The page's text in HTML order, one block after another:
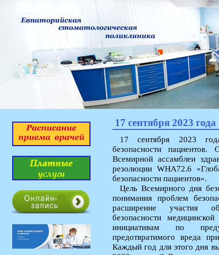
17 сентября 2023
17 сентября 2023
безопасности
Всемирной ассамблеи
резолюции WHA72.6
безопасности пациентов».
Цель Всемирного дня
понимания проблем
расширение участия
безопасности
инициативам по
предотвратимого вреда
Каждый год для этого дня